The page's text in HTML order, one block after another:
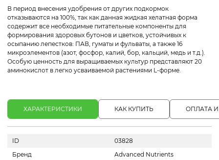
В период внесения удобрения от других подкормок
отказываются на 100%, так как данная жидкая хелатная форма
содержит все необходимые питательные компоненты для
формирования здоровых бутонов и цветков, устойчивых к
осыпанию лепестков: ПАВ, гуматы и фульваты, а также 16
микроэлементов (азот, фосфор, калий, бор, кальций, медь и т.д.).
Особую ценность для выращиваемых культур представляют 20
аминокислот в легко усваиваемой растениями L-форме.
ХАРАКТЕРИСТИКИ КАК КУПИТЬ ОПЛАТА
ID
03828
Бренд
Advanced Nutrients